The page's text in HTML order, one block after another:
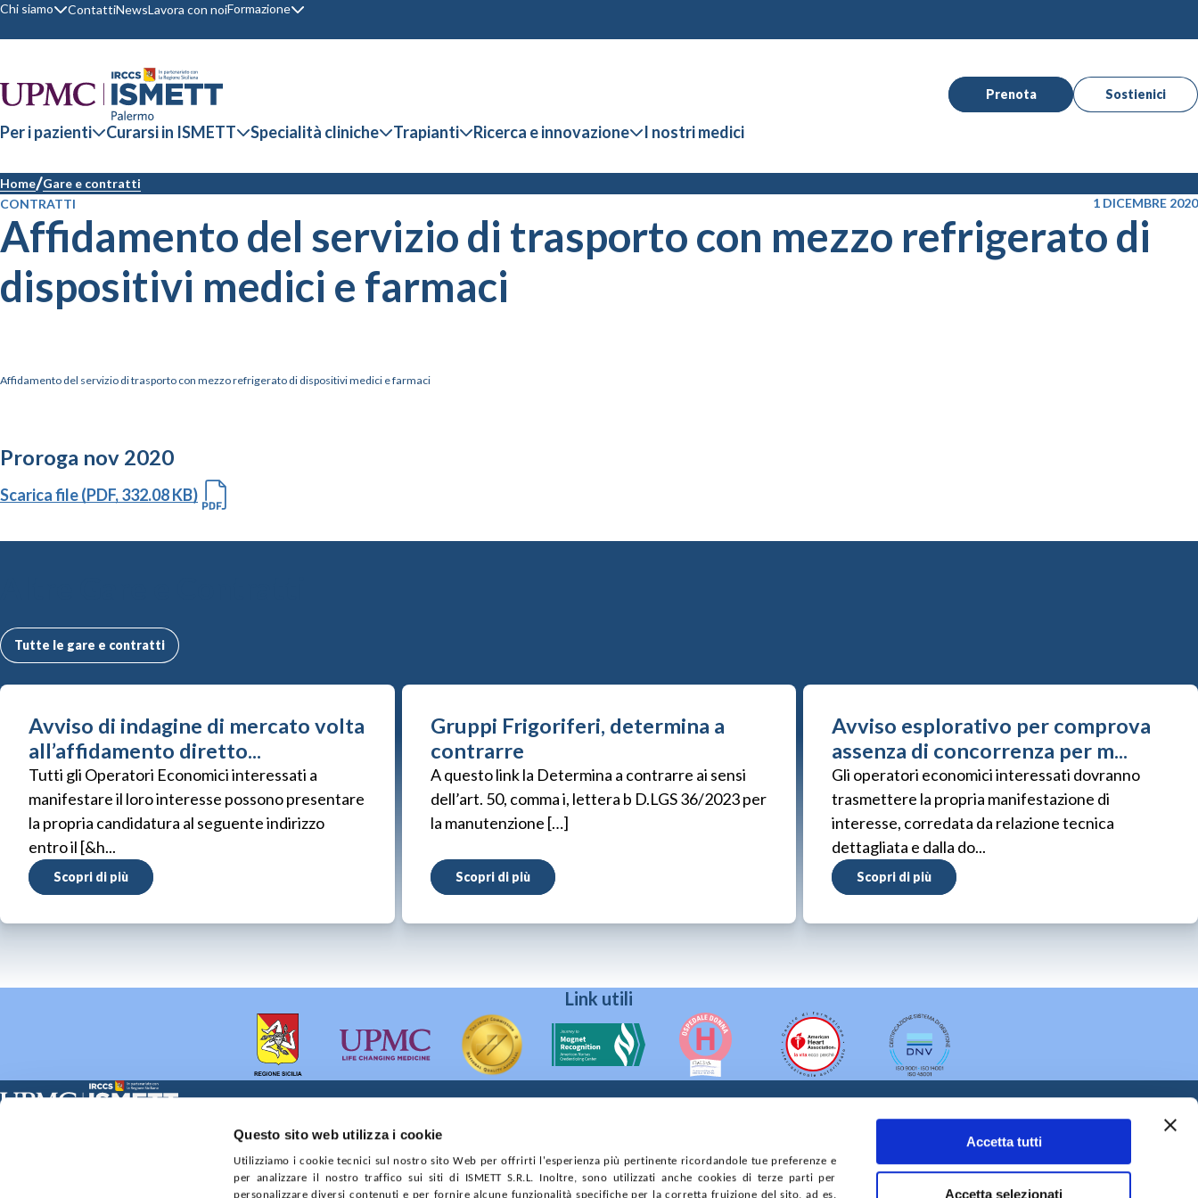
Questo sito web utilizza i cookie
Utilizziamo i cookie tecnici sul nostro sito Web per offrirti l'esperienza più pertinente ricordandole tue preferenze e
per analizzare il nostro traffico sui siti di ISMETT S.R.L. Inoltre, sono utilizzati anche cookies di terze parti per
personalizzare diversi contenuti e per fornire alcune funzionalità specifiche per la corretta fruizione del sito, ad es.
Accetta tutti
Accetta selezionati
Chi siamo ContattiNewsLavora con noiFormazione
Prenota Sostienici
Per i pazienti Curarsi in ISMETT Specialità cliniche Trapianti Ricerca e innovazione I nostri medici
Home Gare e contratti
CONTRATTI
1 DICEMBRE 2020
Affidamento del servizio di trasporto con mezzo refrigerato di
dispositivi medici e farmaci
Affidamento del servizio di trasporto con mezzo refrigerato di dispositivi medici e farmaci
Proroga nov 2020
Scarica file (PDF, 332.08 KB)
Tutte le gare e contratti
Avviso di indagine di mercato volta
all’affidamento diretto...
Tutti gli Operatori Economici interessati a
manifestare il loro interesse possono presentare
la propria candidatura al seguente indirizzo
entro il [&h...
Scopri di più
Gruppi Frigoriferi, determina a
contrarre
A questo link la Determina a contrarre ai sensi
dell’art. 50, comma i, lettera b D.LGS 36/2023 per
la manutenzione […]
Scopri di più
Avviso esplorativo per comprova
assenza di concorrenza per m...
Gli operatori economici interessati dovranno
trasmettere la propria manifestazione di
interesse, corredata da relazione tecnica
dettagliata e dalla do...
Scopri di più
Link utili
Sede Sociale:
Ufficio Registro delle imprese di Palermo
nr. REA PA-201818 P.I. 04544550827